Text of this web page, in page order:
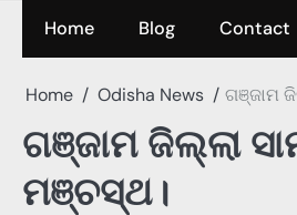
Home Blog Contact
Home Odisha News ଗଞ୍ଜାମ
ଗଞ୍ଜାମ ଜିଲ୍ଲା
ମଞ୍ଚସ୍ଥ।